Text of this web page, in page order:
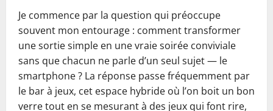
Je commence par la question qui préoccupe
souvent mon entourage : comment transformer
une sortie simple en une vraie soirée conviviale
sans que chacun ne parle d’un seul sujet — le
smartphone ? La réponse passe fréquemment par
le bar à jeux, cet espace hybride où l’on boit un bon
verre tout en se mesurant à des jeux qui font rire,